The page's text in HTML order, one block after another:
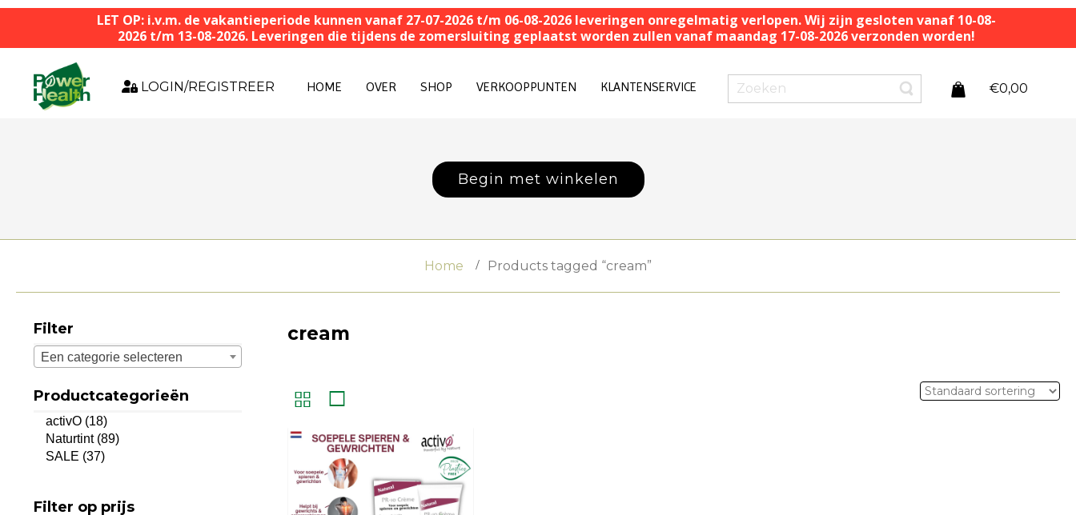
LET OP: i.v.m. de vakantieperiode kunnen vanaf 27-07-2026 t/m 06-08-2026 leveringen onregelmatig verlopen. Wij zijn gesloten vanaf 10-08-
2026 t/m 13-08-2026. Leveringen die tijdens de zomersluiting geplaatst worden zullen vanaf maandag 17-08-2026 verzonden worden!
LOGIN/REGISTREER HOME OVER SHOP VERKOOPPUNTEN KLANTENSERVICE €0,00
Begin met winkelen
Home Products tagged “cream”
Filter
Een categorie selecteren
Productcategorieën
activO (18)
Naturtint (89)
SALE (37)
Filter op prijs
cream